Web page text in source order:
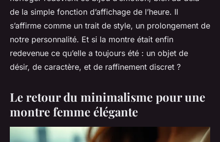
de la simple fonction d’affichage de l’heure. Il
s’affirme comme un trait de style, un prolongement de
notre personnalité. Et si la montre était enfin
redevenue ce qu’elle a toujours été : un objet de
désir, de caractère, et de raffinement discret ?
Le retour du minimalisme pour une
montre femme élégante